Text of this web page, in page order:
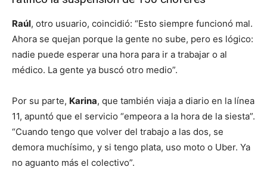
Raúl, otro usuario, coincidió: “Esto siempre funcionó mal.
Ahora se quejan porque la gente no sube, pero es lógico:
nadie puede esperar una hora para ir a trabajar o al
médico. La gente ya buscó otro medio”.
Por su parte, Karina, que también viaja a diario en la línea
11, apuntó que el servicio “empeora a la hora de la siesta”.
“Cuando tengo que volver del trabajo a las dos, se
demora muchísimo, y si tengo plata, uso moto o Uber. Ya
no aguanto más el colectivo”.